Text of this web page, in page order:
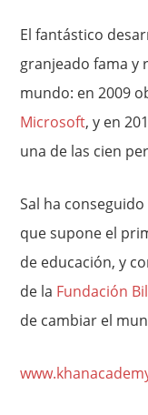
El fantástico
granjeado fama y
mundo: en 2009
Microsoft, y en
una de las cien
Sal ha
que supone el
de educación, y
de la Fundación
de cambiar el